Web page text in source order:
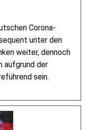
Corona-
unter den
weiter, dennoch
aufgrund der
sein.